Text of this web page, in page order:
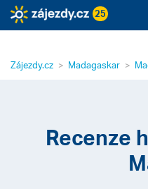
25
Zájezdy.cz Madagaskar
Recenze